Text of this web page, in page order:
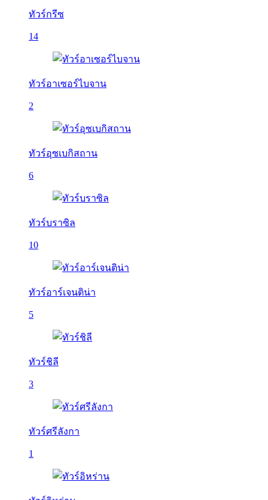
ทัวร์กรีซ
14
ทัวร์อาเซอร์ไบจาน
2
ทัวร์อุซเบกิสถาน
6
ทัวร์บราซิล
10
ทัวร์อาร์เจนติน่า
5
ทัวร์ชิลี
3
ทัวร์ศรีลังกา
1